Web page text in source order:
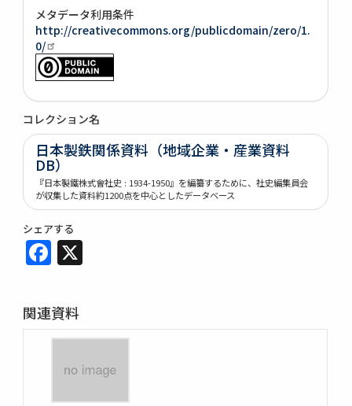
メタデータ利用条件
http://creativecommons.org/publicdomain/zero/1.
0/
コレクション名
日本製鉄関係資料（地域企業・産業資料
DB）
『日本製鐵株式會社史 : 1934-1950』を編纂するために、社史編集員会
が収集した資料約1200点を中心としたデータベース
シェアする
Facebook
関連資料